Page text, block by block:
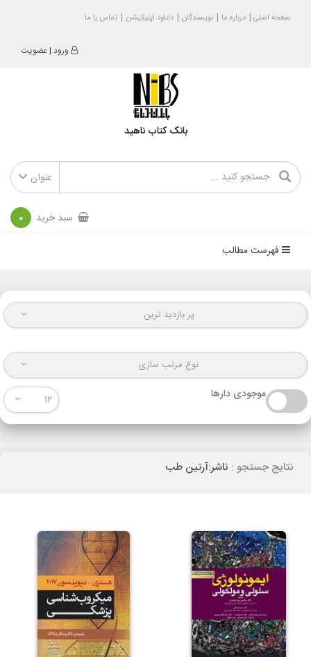
صفحه اصلی درباره ما نویسندگان دانلود اپلیکیشن تماس با ما
ورود |عضویت
بانک کتاب ناهید
عنوان
سبد خرید 0
فهرست مطالب
پر بازدید ترین
نوع مرتب سازی
موجودی دارها 12
نتایج جستجو : ناشر:آرتین طب